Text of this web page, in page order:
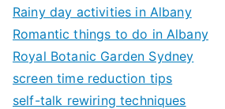
Rainy day activities in Albany
Romantic things to do in Albany
Royal Botanic Garden Sydney
screen time reduction tips
self-talk rewiring techniques